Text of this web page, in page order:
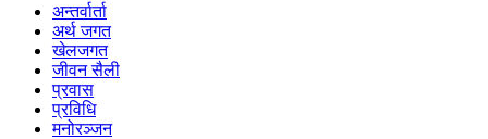
अन्तर्वार्ता
अर्थ जगत
खेलजगत
जीवन सैली
प्रवास
प्रविधि
मनोरञ्जन